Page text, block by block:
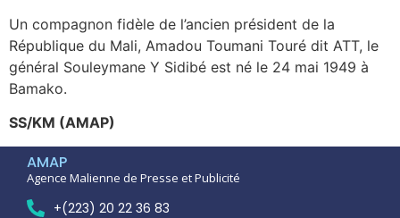
Un compagnon fidèle de l’ancien président de la
République du Mali, Amadou Toumani Touré dit ATT, le
général Souleymane Y Sidibé est né le 24 mai 1949 à
Bamako.
SS/KM (AMAP)
AMAP
Agence Malienne de Presse et Publicité
+(223) 20 22 36 83